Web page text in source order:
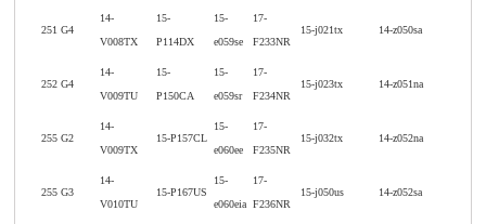
251 G4
14-
V008TX
15-
P114DX
15-
e059se
17-
F233NR
15-j021tx 14-z050sa
252 G4
14-
V009TU
15-
P150CA
15-
e059sr
17-
F234NR
15-j023tx 14-z051na
255 G2
14-
V009TX
15-P157CL
15-
e060ee
17-
F235NR
15-j032tx 14-z052na
255 G3
14-
V010TU
15-P167US
15-
e060eia
17-
F236NR
15-j050us 14-z052sa